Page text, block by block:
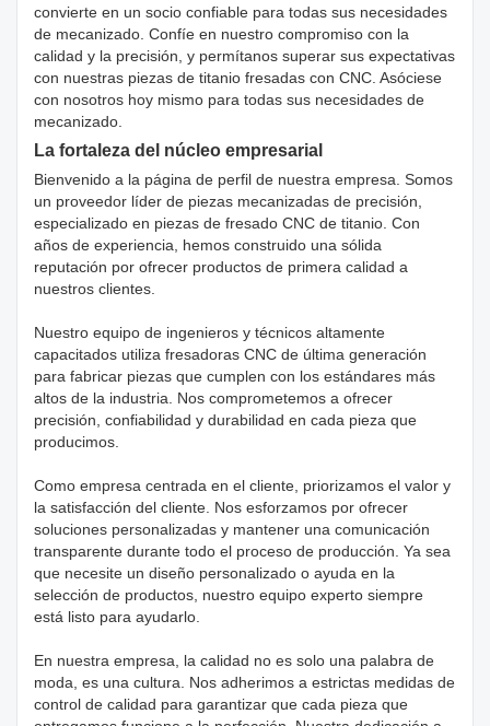
convierte en un socio confiable para todas sus necesidades
de mecanizado. Confíe en nuestro compromiso con la
calidad y la precisión, y permítanos superar sus expectativas
con nuestras piezas de titanio fresadas con CNC. Asóciese
con nosotros hoy mismo para todas sus necesidades de
mecanizado.
La fortaleza del núcleo empresarial
Bienvenido a la página de perfil de nuestra empresa. Somos
un proveedor líder de piezas mecanizadas de precisión,
especializado en piezas de fresado CNC de titanio. Con
años de experiencia, hemos construido una sólida
reputación por ofrecer productos de primera calidad a
nuestros clientes.
Nuestro equipo de ingenieros y técnicos altamente
capacitados utiliza fresadoras CNC de última generación
para fabricar piezas que cumplen con los estándares más
altos de la industria. Nos comprometemos a ofrecer
precisión, confiabilidad y durabilidad en cada pieza que
producimos.
Como empresa centrada en el cliente, priorizamos el valor y
la satisfacción del cliente. Nos esforzamos por ofrecer
soluciones personalizadas y mantener una comunicación
transparente durante todo el proceso de producción. Ya sea
que necesite un diseño personalizado o ayuda en la
selección de productos, nuestro equipo experto siempre
está listo para ayudarlo.
En nuestra empresa, la calidad no es solo una palabra de
moda, es una cultura. Nos adherimos a estrictas medidas de
control de calidad para garantizar que cada pieza que